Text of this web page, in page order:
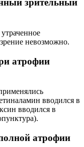
зрительный
невозможно.
атрофии
вводился в
вводился в
атрофии